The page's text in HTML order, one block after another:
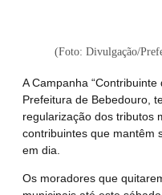
(Foto: Divulgação/
A Campanha
Prefeitura de Bebedouro,
regularização dos tributos
contribuintes que mantêm
em dia.
Os moradores que